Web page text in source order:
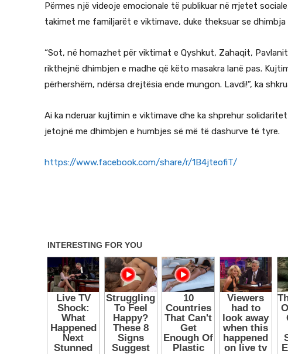
Përmes një videoje emocionale të publikuar në rrjetet
takimet me familjarët e viktimave, duke theksuar se
“Sot, në homazhet për viktimat e Qyshkut, Zahaqit,
rikthejnë dhimbjen e madhe që këto masakra lanë pas.
përhershëm, ndërsa drejtësia ende mungon. Lavdi!”, ka
Ai ka nderuar kujtimin e viktimave dhe ka shprehur
jetojnë me dhimbjen e humbjes së më të dashurve të tyre.
https://www.facebook.com/share/r/1B4jteofiT/